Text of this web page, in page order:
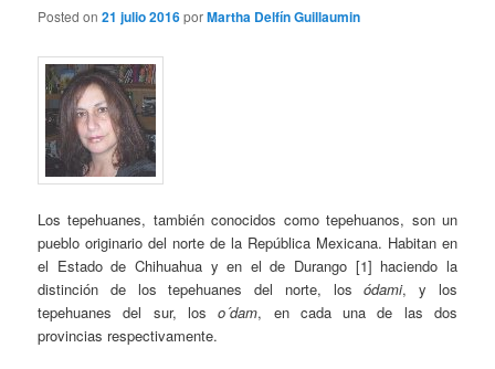
Posted on21 julio 2016porMartha Delfín Guillaumin
Los tepehuanes, también conocidos como tepehuanos, son un
pueblo originario del norte de la República Mexicana. Habitan en
el Estado de Chihuahua y en el de Durango [1] haciendo la
distinción de los tepehuanes del norte, losódami, y los
tepehuanes del sur, loso´dam, en cada una de las dos
provincias respectivamente.